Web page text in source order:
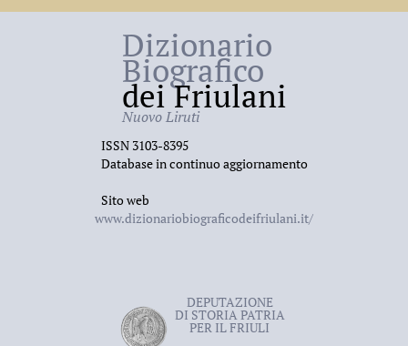
Dizionario
Biografico
dei Friulani
Nuovo Liruti
ISSN 3103-8395
Database in continuo aggiornamento
Sito web
www.dizionariobiograficodeifriulani.it/
DEPUTAZIONE
DI STORIA PATRIA
PER IL FRIULI